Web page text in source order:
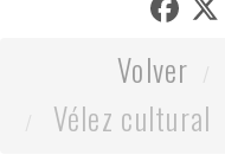
Volver
Vélez cultural